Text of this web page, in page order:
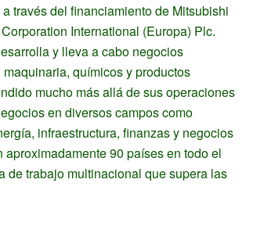
través del financiamiento de Mitsubishi
International (Europa) Plc.
y lleva a cabo negocios
químicos y productos
mucho más allá de sus operaciones
en diversos campos como
infraestructura, finanzas y negocios
90 países en todo el
de trabajo multinacional que supera las